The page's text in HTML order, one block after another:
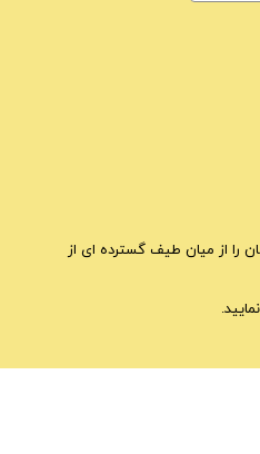
را از میان طیف گسترده ای از